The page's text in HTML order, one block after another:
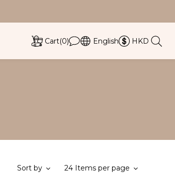
Cart(0) English HKD
Sort by 24 Items per page